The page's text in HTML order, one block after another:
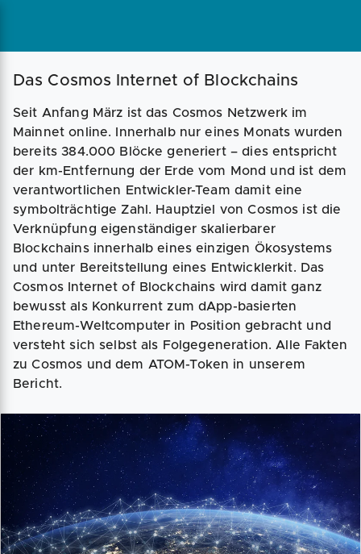
Magazin Businessplan Fördermittel
Das Cosmos Internet of Blockchains
Seit Anfang März ist das Cosmos Netzwerk im
Mainnet online. Innerhalb nur eines Monats wurden
bereits 384.000 Blöcke generiert – dies entspricht
der km-Entfernung der Erde vom Mond und ist dem
verantwortlichen Entwickler-Team damit eine
symbolträchtige Zahl. Hauptziel von Cosmos ist die
Verknüpfung eigenständiger skalierbarer
Blockchains innerhalb eines einzigen Ökosystems
und unter Bereitstellung eines Entwicklerkit. Das
Cosmos Internet of Blockchains wird damit ganz
bewusst als Konkurrent zum dApp-basierten
Ethereum-Weltcomputer in Position gebracht und
versteht sich selbst als Folgegeneration. Alle Fakten
zu Cosmos und dem ATOM-Token in unserem
Bericht.